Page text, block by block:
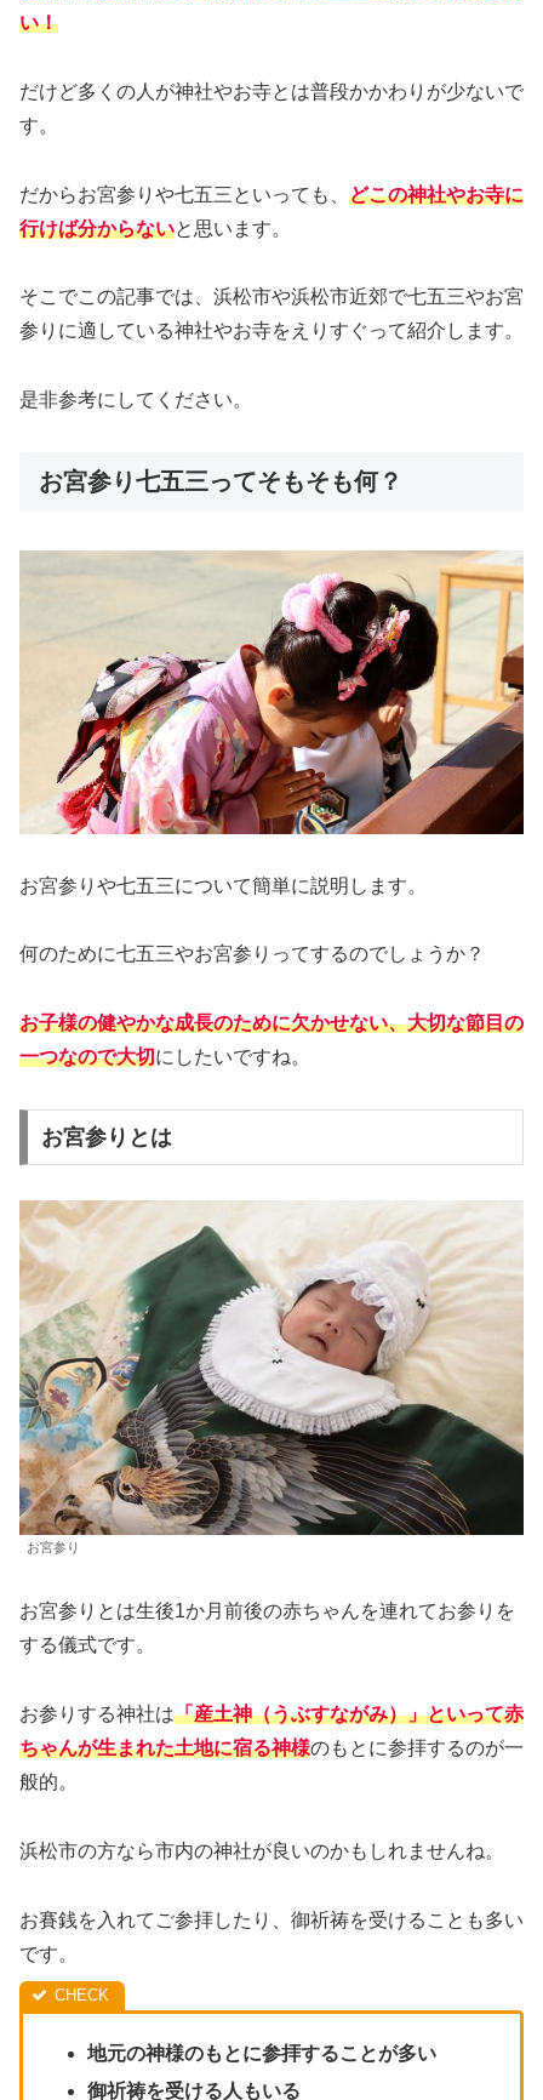
い！
だけど多くの人が神社やお寺とは普段かかわりが少ないで
す。
だからお宮参りや七五三といっても、 どこの神社やお寺に
行けば分からないと思います。
そこでこの記事では、浜松市や浜松市近郊で七五三やお宮
参りに適している神社やお寺をえりすぐって紹介します。
是非参考にしてください。
お宮参り七五三ってそもそも何？
お宮参りや七五三について簡単に説明します。
何のために七五三やお宮参りってするのでしょうか？
お子様の健やかな成長のために欠かせない、大切な節目の
一つなので大切にしたいですね。
お宮参りとは
お宮参り
お宮参りとは生後1か月前後の赤ちゃんを連れてお参りを
する儀式です。
お参りする神社は「産土神（うぶすながみ）」といって赤
ちゃんが生まれた土地に宿る神様のもとに参拝するのが一
般的。
浜松市の方なら市内の神社が良いのかもしれませんね。
お賽銭を入れてご参拝したり、御祈祷を受けることも多い
です。
地元の神様のもとに参拝することが多い
御祈祷を受ける人もいる